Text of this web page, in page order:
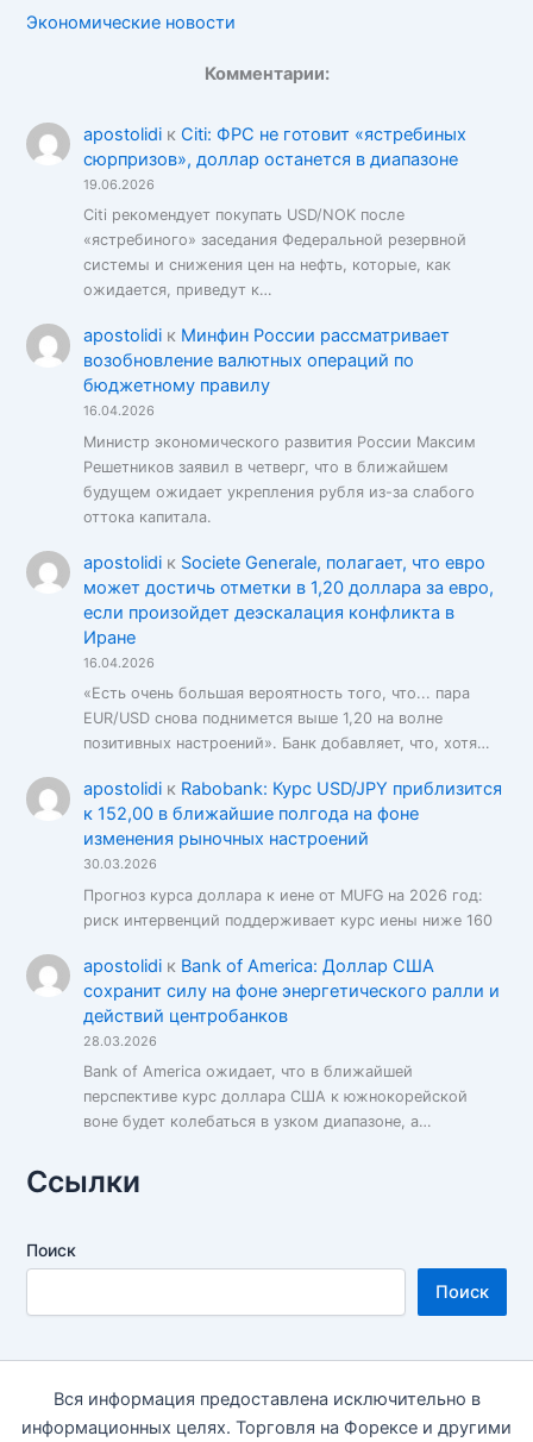
Экономические новости
Комментарии:
apostolidiк Citi: ФРС не готовит «ястребиных
сюрпризов», доллар останется в диапазоне
19.06.2026
Citi рекомендует покупать USD/NOK после
«ястребиного» заседания Федеральной резервной
системы и снижения цен на нефть, которые, как
ожидается, приведут к…
apostolidiк Минфин России рассматривает
возобновление валютных операций по
бюджетному правилу
16.04.2026
Министр экономического развития России Максим
Решетников заявил в четверг, что в ближайшем
будущем ожидает укрепления рубля из-за слабого
оттока капитала.
apostolidiк Societe Generale, полагает, что евро
может достичь отметки в 1,20 доллара за евро,
если произойдет деэскалация конфликта в
Иране
16.04.2026
«Есть очень большая вероятность того, что... пара
EUR/USD снова поднимется выше 1,20 на волне
позитивных настроений». Банк добавляет, что, хотя…
apostolidiк Rabobank: Курс USD/JPY приблизится
к 152,00 в ближайшие полгода на фоне
изменения рыночных настроений
30.03.2026
Прогноз курса доллара к иене от MUFG на 2026 год:
риск интервенций поддерживает курс иены ниже 160
apostolidiк Bank of America: Доллар США
сохранит силу на фоне энергетического ралли и
действий центробанков
28.03.2026
Bank of America ожидает, что в ближайшей
перспективе курс доллара США к южнокорейской
воне будет колебаться в узком диапазоне, а…
Ссылки
Поиск
Поиск
Вся информация предоставлена исключительно в
информационных целях. Торговля на Форексе и другими